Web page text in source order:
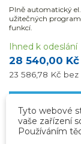
Plně automatický
užitečných
funkcí.
28 540,00 Kč
23 586,78 Kč bez
Ihned k odeslání
Tyto webové
vaše zařízení
Používáním